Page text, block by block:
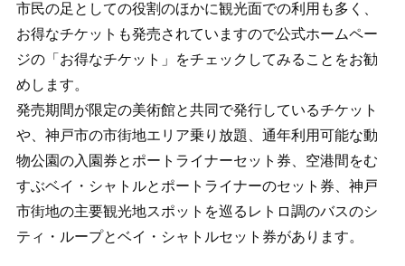
市民の足としての役割のほかに観光面での利用も多く、
お得なチケットも発売されていますので公式ホームペー
ジの「お得なチケット」をチェックしてみることをお勧
めします。
発売期間が限定の美術館と共同で発行しているチケット
や、神戸市の市街地エリア乗り放題、通年利用可能な動
物公園の入園券とポートライナーセット券、空港間をむ
すぶベイ・シャトルとポートライナーのセット券、神戸
市街地の主要観光地スポットを巡るレトロ調のバスのシ
ティ・ループとベイ・シャトルセット券があります。